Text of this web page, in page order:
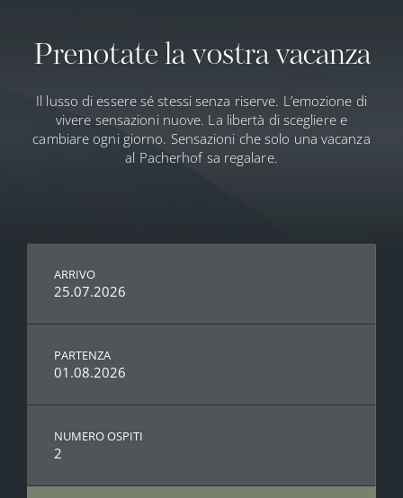
Prenotate la vostra vacanza
Il lusso di essere sé stessi senza riserve. L’emozione di
vivere sensazioni nuove. La libertà di scegliere e
cambiare ogni giorno. Sensazioni che solo una vacanza
al Pacherhof sa regalare.
ARRIVO
25.07.2026
PARTENZA
01.08.2026
NUMERO OSPITI
2
35° C
35° C
36° C
✕